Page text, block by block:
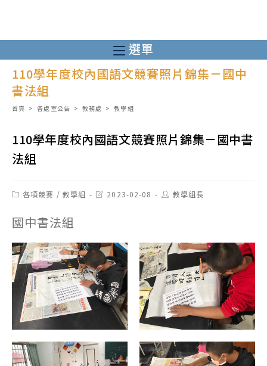
至
主
內
選單
110學年度校內國語文競賽照片錦集－國中
書法組
首頁 > 各處室公告 > 教務處 > 教學組
110學年度校內國語文競賽照片錦集－國中書
法組
Post各項競賽 / 教學組
Post2023-02-08
Post教學組長
國中書法組